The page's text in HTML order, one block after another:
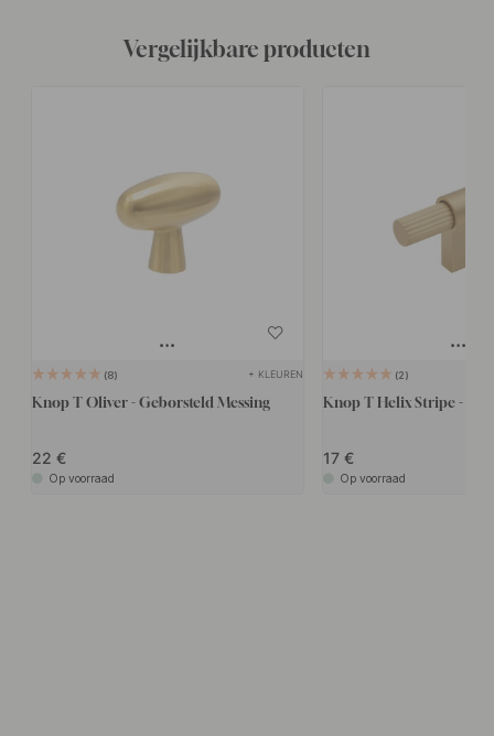
Vergelijkbare producten
8 + KLEUREN
Knop T Oliver - Geborsteld Messing
22
Op voorraad
2
Knop T Helix Stripe -
17
Op voorraad